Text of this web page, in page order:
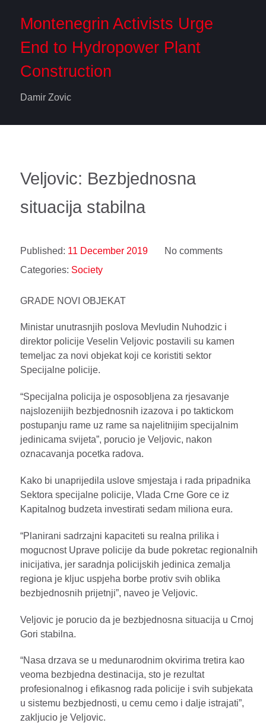
Montenegrin Activists Urge
End to Hydropower Plant
Construction
Damir Zovic
Veljovic: Bezbjednosna
situacija stabilna
Published: 11 December 2019
No comments
Categories: Society
GRADE NOVI OBJEKAT
Ministar unutrasnjih poslova Mevludin Nuhodzic i
direktor policije Veselin Veljovic postavili su kamen
temeljac za novi objekat koji ce koristiti sektor
Specijalne policije.
“Specijalna policija je osposobljena za rjesavanje
najslozenijih bezbjednosnih izazova i po taktickom
postupanju rame uz rame sa najelitnijim specijalnim
jedinicama svijeta”, porucio je Veljovic, nakon
oznacavanja pocetka radova.
Kako bi unaprijedila uslove smjestaja i rada pripadnika
Sektora specijalne policije, Vlada Crne Gore ce iz
Kapitalnog budzeta investirati sedam miliona eura.
“Planirani sadrzajni kapaciteti su realna prilika i
mogucnost Uprave policije da bude pokretac regionalnih
inicijativa, jer saradnja policijskih jedinica zemalja
regiona je kljuc uspjeha borbe protiv svih oblika
bezbjednosnih prijetnji”, naveo je Veljovic.
Veljovic je porucio da je bezbjednosna situacija u Crnoj
Gori stabilna.
“Nasa drzava se u medunarodnim okvirima tretira kao
veoma bezbjedna destinacija, sto je rezultat
profesionalnog i efikasnog rada policije i svih subjekata
u sistemu bezbjednosti, u cemu cemo i dalje istrajati”,
zakljucio je Veljovic.